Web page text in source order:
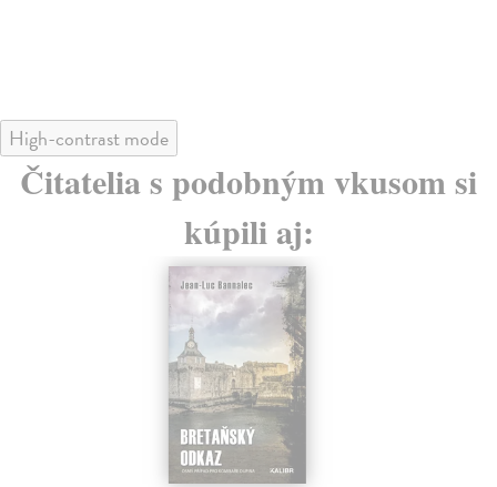
High-contrast mode
Čitatelia s podobným vkusom si
kúpili aj: